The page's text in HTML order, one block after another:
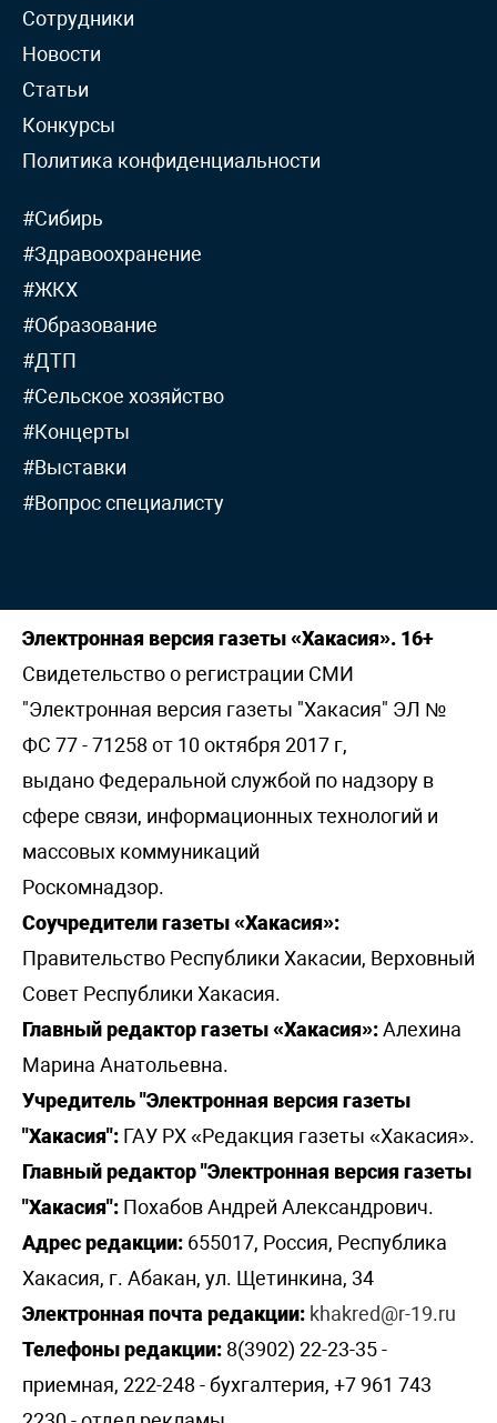
Сотрудники
Новости
Статьи
Конкурсы
Политика конфиденциальности
#Сибирь
#Здравоохранение
#ЖКХ
#Образование
#ДТП
#Сельское хозяйство
#Концерты
#Выставки
#Вопрос специалисту
Электронная версия газеты «Хакасия». 16+
Свидетельство о регистрации СМИ
"Электронная версия газеты "Хакасия" ЭЛ №
ФС 77 - 71258 от 10 октября 2017 г,
выдано Федеральной службой по надзору в
сфере связи, информационных технологий и
массовых коммуникаций
Роскомнадзор.
Соучредители газеты «Хакасия»:
Правительство Республики Хакасии, Верховный
Совет Республики Хакасия.
Главный редактор газеты «Хакасия»:Алехина
Марина Анатольевна.
Учредитель "Электронная версия газеты
"Хакасия": ГАУ РХ «Редакция газеты «Хакасия».
Главный редактор "Электронная версия газеты
"Хакасия": Похабов Андрей Александрович.
Адрес редакции: 655017, Россия, Республика
Хакасия, г. Абакан, ул. Щетинкина, 34
Электронная почта редакции: khakred@r-19.ru
Телефоны редакции: 8(3902) 22-23-35 -
приемная, 222-248 - бухгалтерия, +7 961 743